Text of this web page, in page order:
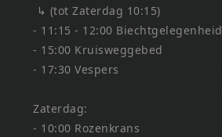
↳ (tot Zaterdag 10:15)
- 11:15 - 12:00 Biechtgelegenheid
- 15:00 Kruisweggebed
- 17:30 Vespers
Zaterdag:
- 10:00 Rozenkrans